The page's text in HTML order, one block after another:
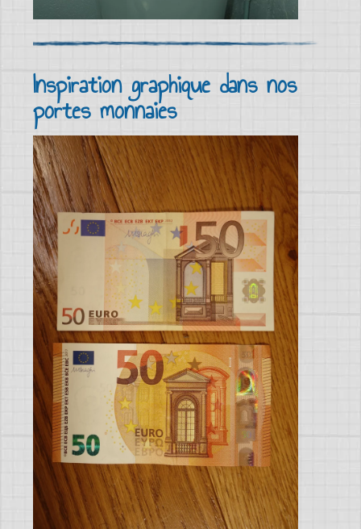
Inspiration graphique dans nos
portes monnaies